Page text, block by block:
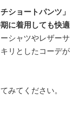
ショートパンツ」
に着用しても快適
シャツやレザーサ
リとしたコーデが
みてください。